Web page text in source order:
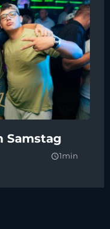
Samstag
query_builder1min